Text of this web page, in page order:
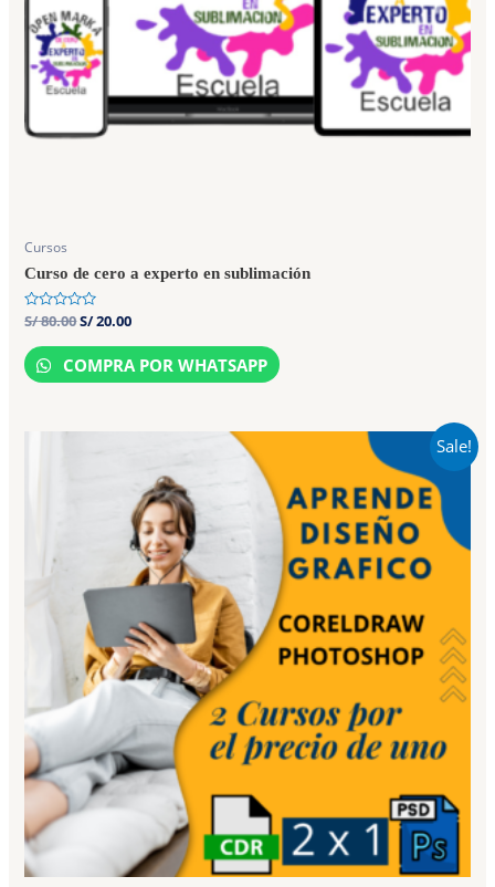
Cursos
Curso de cero a experto en sublimación
Rated
out
of
5
S/80.00S/20.00
COMPRA POR WHATSAPP
Sale!